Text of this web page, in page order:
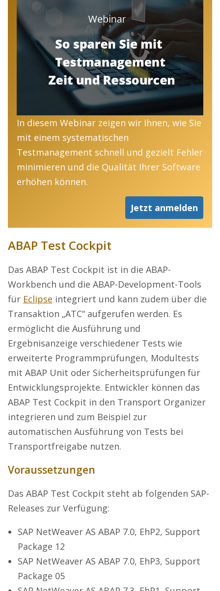
In diesem Webinar zeigen wir Ihnen, wie Sie
mit einem systematischen
Testmanagement schnell und gezielt Fehler
minimieren und die Qualität Ihrer Software
erhöhen können.
Jetzt anmelden
ABAP Test Cockpit
Das ABAP Test Cockpit ist in die ABAP-
Workbench und die ABAP-Development-Tools
für Eclipse integriert und kann zudem über die
Transaktion „ATC“ aufgerufen werden. Es
ermöglicht die Ausführung und
Ergebnisanzeige verschiedener Tests wie
erweiterte Programmprüfungen, Modultests
mit ABAP Unit oder Sicherheitsprüfungen für
Entwicklungsprojekte. Entwickler können das
ABAP Test Cockpit in den Transport Organizer
integrieren und zum Beispiel zur
automatischen Ausführung von Tests bei
Transportfreigabe nutzen.
Voraussetzungen
Das ABAP Test Cockpit steht ab folgenden SAP-
Releases zur Verfügung:
SAP NetWeaver AS ABAP 7.0, EhP2, Support
Package 12
SAP NetWeaver AS ABAP 7.0, EhP3, Support
Package 05